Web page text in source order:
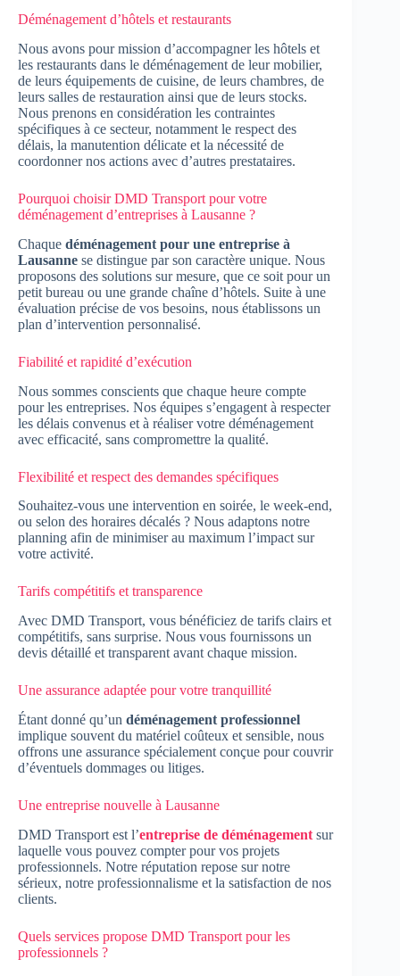
Déménagement d’hôtels et restaurants
Nous avons pour mission d’accompagner les hôtels et
les restaurants dans le déménagement de leur mobilier,
de leurs équipements de cuisine, de leurs chambres, de
leurs salles de restauration ainsi que de leurs stocks.
Nous prenons en considération les contraintes
spécifiques à ce secteur, notamment le respect des
délais, la manutention délicate et la nécessité de
coordonner nos actions avec d’autres prestataires.
Pourquoi choisir DMD Transport pour votre
déménagement d’entreprises à Lausanne ?
Chaque déménagement pour une entreprise à
Lausanne se distingue par son caractère unique. Nous
proposons des solutions sur mesure, que ce soit pour un
petit bureau ou une grande chaîne d’hôtels. Suite à une
évaluation précise de vos besoins, nous établissons un
plan d’intervention personnalisé.
Fiabilité et rapidité d’exécution
Nous sommes conscients que chaque heure compte
pour les entreprises. Nos équipes s’engagent à respecter
les délais convenus et à réaliser votre déménagement
avec efficacité, sans compromettre la qualité.
Flexibilité et respect des demandes spécifiques
Souhaitez-vous une intervention en soirée, le week-end,
ou selon des horaires décalés ? Nous adaptons notre
planning afin de minimiser au maximum l’impact sur
votre activité.
Tarifs compétitifs et transparence
Avec DMD Transport, vous bénéficiez de tarifs clairs et
compétitifs, sans surprise. Nous vous fournissons un
devis détaillé et transparent avant chaque mission.
Une assurance adaptée pour votre tranquillité
Étant donné qu’un déménagement professionnel
implique souvent du matériel coûteux et sensible, nous
offrons une assurance spécialement conçue pour couvrir
d’éventuels dommages ou litiges.
Une entreprise nouvelle à Lausanne
DMD Transport est l’entreprise de déménagement sur
laquelle vous pouvez compter pour vos projets
professionnels. Notre réputation repose sur notre
sérieux, notre professionnalisme et la satisfaction de nos
clients.
Quels services propose DMD Transport pour les
professionnels ?